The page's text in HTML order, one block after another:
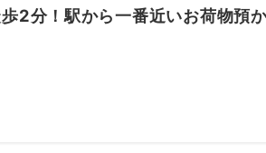
2分！駅から一番近いお荷物預